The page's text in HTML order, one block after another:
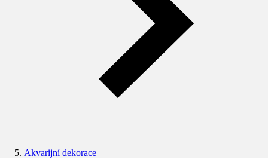
Akvarijní dekorace